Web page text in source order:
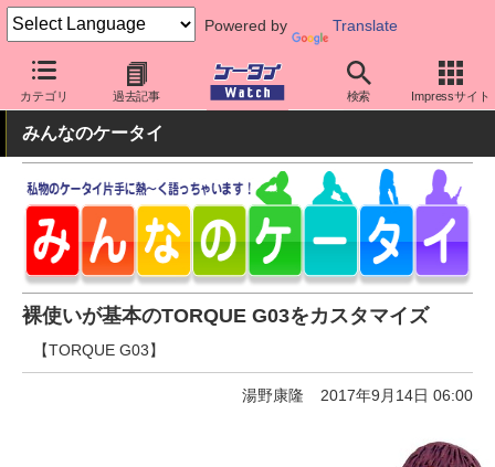
Powered by Translate
カテゴリ 過去記事 検索 Impressサイト
ケータイ Watch キャリア au TORQUE
みんなのケータイ
裸使いが基本のTORQUE G03をカスタマイズ
【TORQUE G03】
湯野康隆 2017年9月14日 06:00